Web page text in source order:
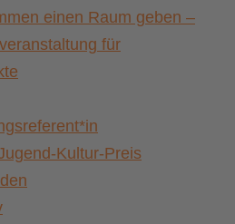
einen Raum geben –
für
Kultur-Preis